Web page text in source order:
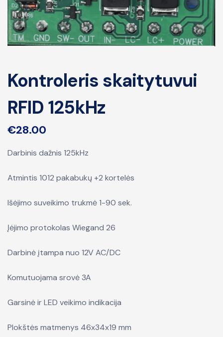
Kontroleris skaitytuvui
RFID 125kHz
€28.00
Darbinis dažnis 125kHz
Atmintis 1012 pakabukų +2 kortelės
Išėjimo suveikimo trukmė 1-90 sek.
Įėjimo protokolas Wiegand 26
Darbinė įtampa nuo 12V AC/DC
Komutuojama srovė 3A
Garsinė ir LED veikimo indikacija
Plokštės matmenys 46x34x19 mm